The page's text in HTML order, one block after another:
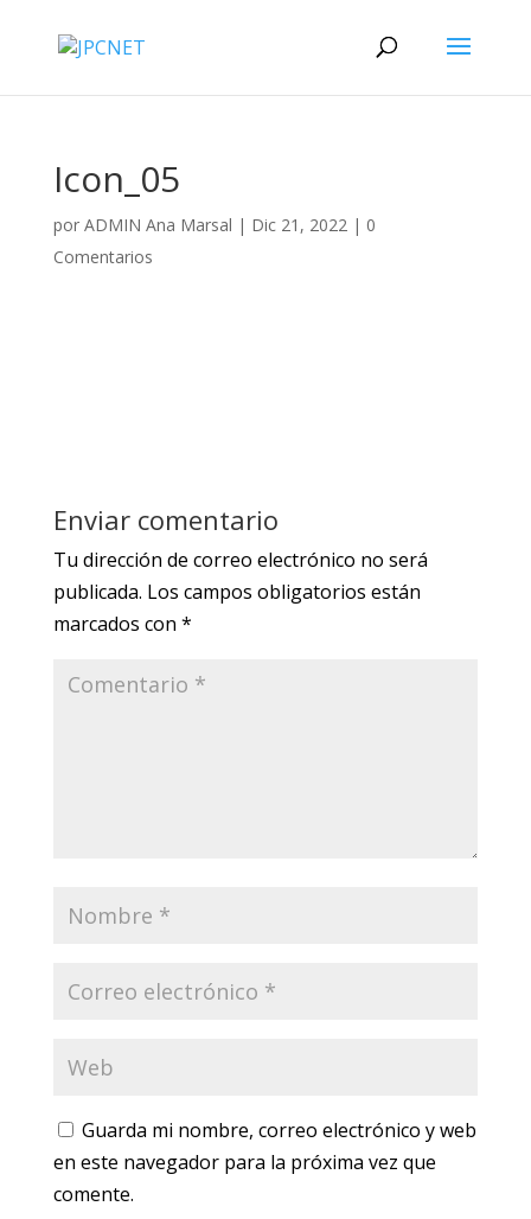
Icon_05
por ADMIN Ana Marsal | Dic 21, 2022| 0
Comentarios
Enviar comentario
Tu dirección de correo electrónico no será
publicada. Los campos obligatorios están
marcados con *
Guarda mi nombre, correo electrónico y web
en este navegador para la próxima vez que
comente.